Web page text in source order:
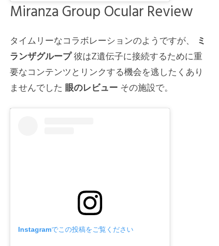
Miranza Group Ocular Review
タイムリーなコラボレーションのようですが、
ミ
ランザグループ彼はZ遺伝子に接続するために重
要なコンテンツとリンクする機会を逃したくあり
ませんでした 眼のレビュー その施設で。
Instagramでこの投稿をご覧ください